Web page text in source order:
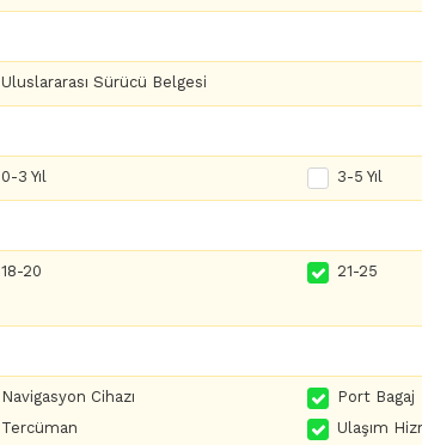
Uluslararası Sürücü Belgesi
0-3 Yıl 3-5 Yıl
18-20 21-25
Navigasyon Cihazı Port Bagaj
Tercüman Ulaşım